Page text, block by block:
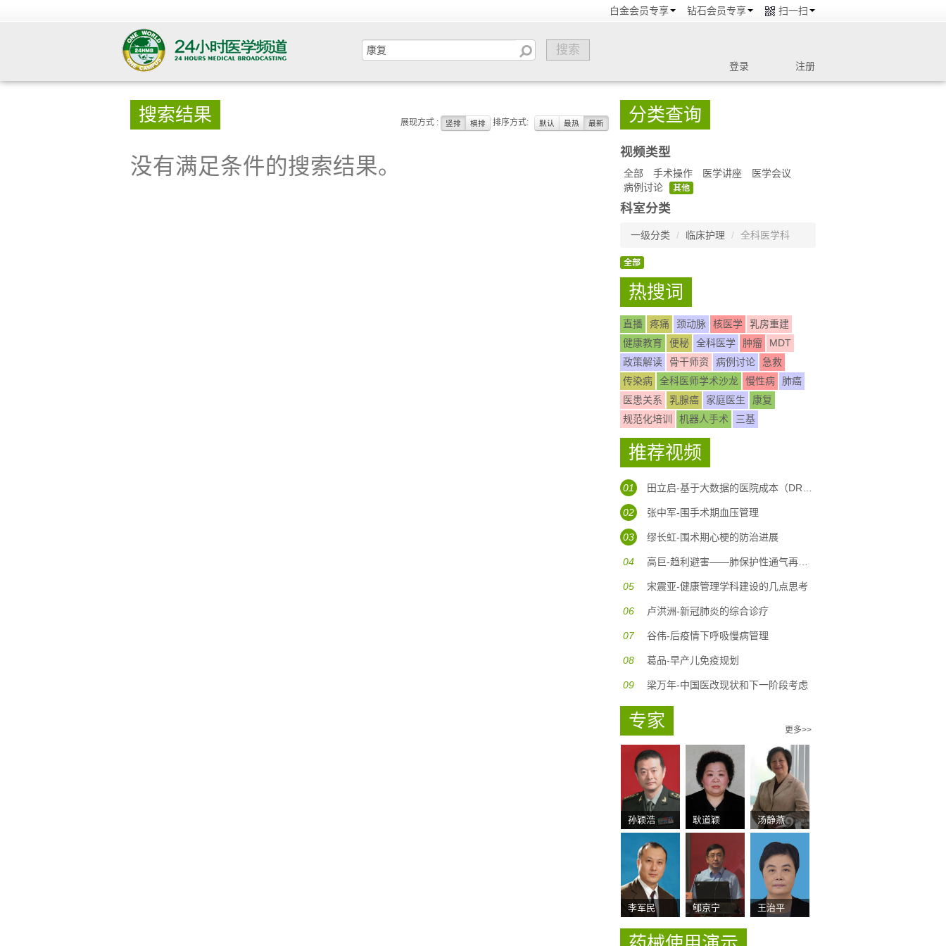
白金会员专享 钻石会员专享 扫一扫
登录 注册
搜索结果 展现方式 : 竖排 横排 排序方式: 默认 最热 最新
没有满足条件的搜索结果。
分类查询
视频类型
全部 手术操作 医学讲座
医学会议
病例讨论
其他
科室分类
一级分类 / 临床护理 / 全科医学科
全部
热搜词
直播 疼痛 颈动脉 核医学
乳房重建
健康教育
便秘 全科医学 肿瘤
MDT
政策解读
骨干师资 病例讨论
急救
传染病
全科医师学术沙龙 慢性病
肺癌
医患关系
乳腺癌 家庭医生
康复
规范化培训
机器人手术 三基
推荐视频
01 田立启-基于大数据的医院成本（DRG DIP)核算体系构建
02 张中军-围手术期血压管理
03 缪长虹-围术期心梗的防治进展
04 高巨-趋利避害——肺保护性通气再认识
05 宋震亚-健康管理学科建设的几点思考
06 卢洪洲-新冠肺炎的综合诊疗
07 谷伟-后疫情下呼吸慢病管理
08 葛品-早产儿免疫规划
09 梁万年-中国医改现状和下一阶段考虑
专家 更多>>
孙颖浩 耿道颖 汤静燕
李军民 郇京宁 王治平